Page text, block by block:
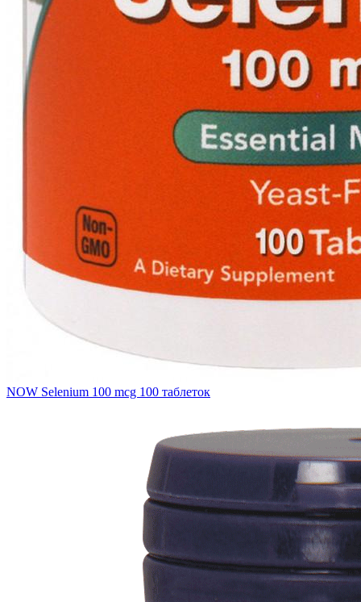
NOW Selenium 100 mcg 100 таблеток